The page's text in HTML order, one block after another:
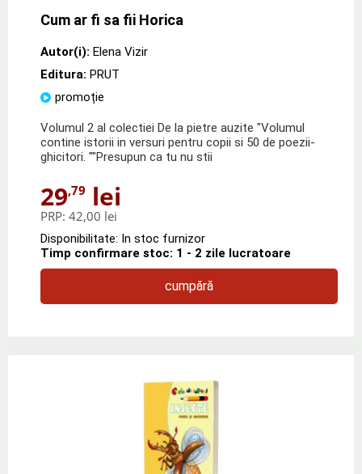
Cum ar fi sa fii Horica
Autor(i): Elena Vizir
Editura: PRUT
promoție
Volumul 2 al colectiei De la pietre auzite "Volumul
contine istorii in versuri pentru copii si 50 de poezii-
ghicitori. ""Presupun ca tu nu stii
29,79 lei
PRP: 42,00 lei
Disponibilitate: In stoc furnizor
Timp confirmare stoc: 1 - 2 zile lucratoare
cumpără